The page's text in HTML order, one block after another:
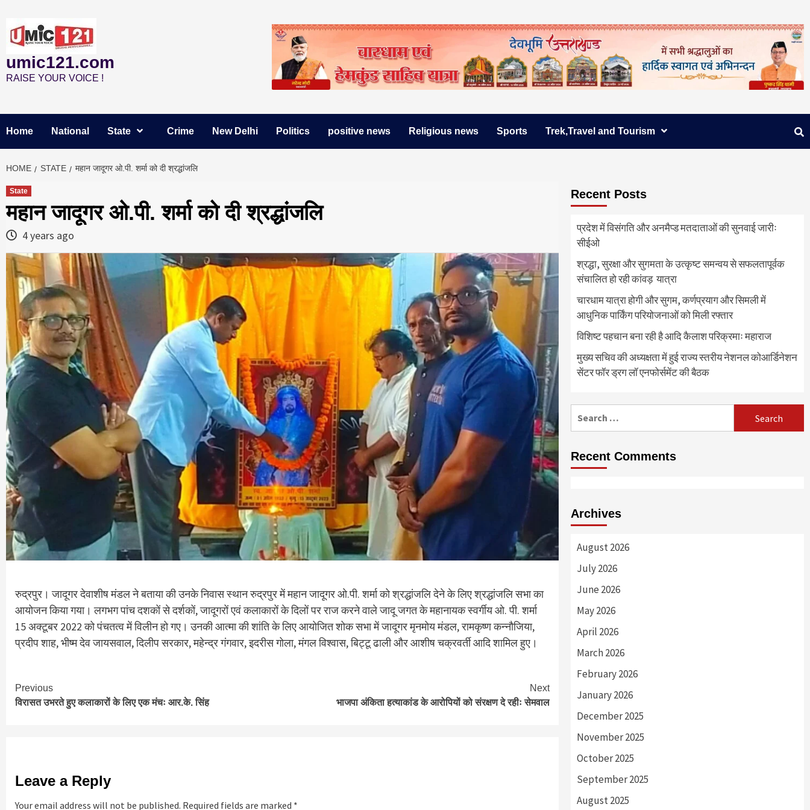
content
umic121.com
RAISE YOUR VOICE !
Home National State Crime New Delhi Politics positive news Religious news Sports Trek,Travel and Tourism
HOME STATE महान जादूगर ओ.पी. शर्मा को दी श्रद्धांजलि
State
महान जादूगर ओ.पी. शर्मा को दी श्रद्धांजलि
4 years ago
रुद्रपुर। जादूगर देवाशीष मंडल ने बताया की उनके निवास स्थान रुद्रपुर में महान जादूगर ओ.पी. शर्मा को श्रद्धांजलि देने के लिए श्रद्धांजलि सभा का
आयोजन किया गया। लगभग पांच दशकों से दर्शकों, जादूगरों एवं कलाकारों के दिलों पर राज करने वाले जादू जगत के महानायक स्वर्गीय ओ. पी. शर्मा
15 अक्टूबर 2022 को पंचतत्व में विलीन हो गए। उनकी आत्मा की शांति के लिए आयोजित शोक सभा में जादूगर मृनमोय मंडल, रामकृष्ण कन्नौजिया,
प्रदीप शाह, भीष्म देव जायसवाल, दिलीप सरकार, महेन्द्र गंगवार, इदरीस गोला, मंगल विश्वास, बिट्टू ढाली और आशीष चक्रवर्ती आदि शामिल हुए।
Continue
Reading
Previous
विरासत उभरते हुए कलाकारों के लिए एक मंचः आर.के. सिंह
Next
भाजपा अंकिता हत्याकांड के आरोपियों को संरक्षण दे रहीः सेमवाल
Leave a Reply
Your email address will not be published. Required fields are marked *
Recent Posts
प्रदेश में विसंगति और अनमैप्ड मतदाताओं की सुनवाई जारीः
सीईओ
श्रद्धा, सुरक्षा और सुगमता के उत्कृष्ट समन्वय से सफलतापूर्वक
संचालित हो रही कांवड़ यात्रा
चारधाम यात्रा होगी और सुगम, कर्णप्रयाग और सिमली में
आधुनिक पार्किंग परियोजनाओं को मिली रफ्तार
विशिष्ट पहचान बना रही है आदि कैलाश परिक्रमाः महाराज
मुख्य सचिव की अध्यक्षता में हुई राज्य स्तरीय नेशनल कोआर्डिनेशन
सेंटर फॉर ड्रग लॉ एनफोर्समेंट की बैठक
Recent Comments
Archives
August 2026
July 2026
June 2026
May 2026
April 2026
March 2026
February 2026
January 2026
December 2025
November 2025
October 2025
September 2025
August 2025